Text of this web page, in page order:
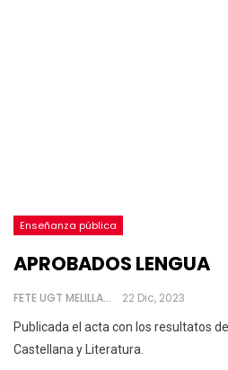
Enseñanza pública
APROBADOS LENGUA
FETE UGT MELILLA 22 Dic, 2023
Publicada el acta con los resultatos
Castellana y Literatura.